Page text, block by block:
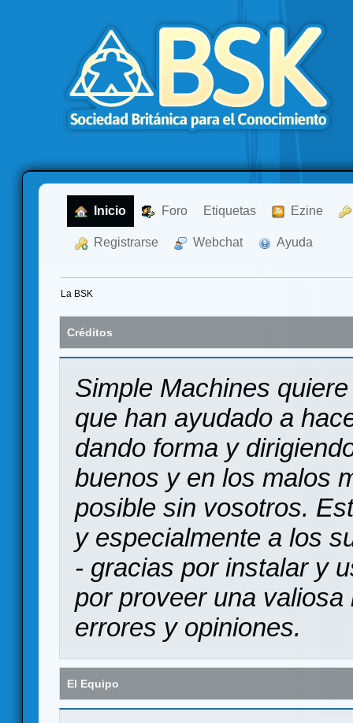
Inicio Foro Etiquetas Ezine
Registrarse Webchat Ayuda
La BSK
Créditos
Simple Machines
que han ayudado a
dando forma y
buenos y en los malos
posible sin vosotros.
y especialmente a los
- gracias por instalar y
por proveer una
errores y opiniones.
El Equipo